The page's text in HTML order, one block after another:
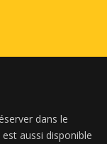
dans le
aussi disponible